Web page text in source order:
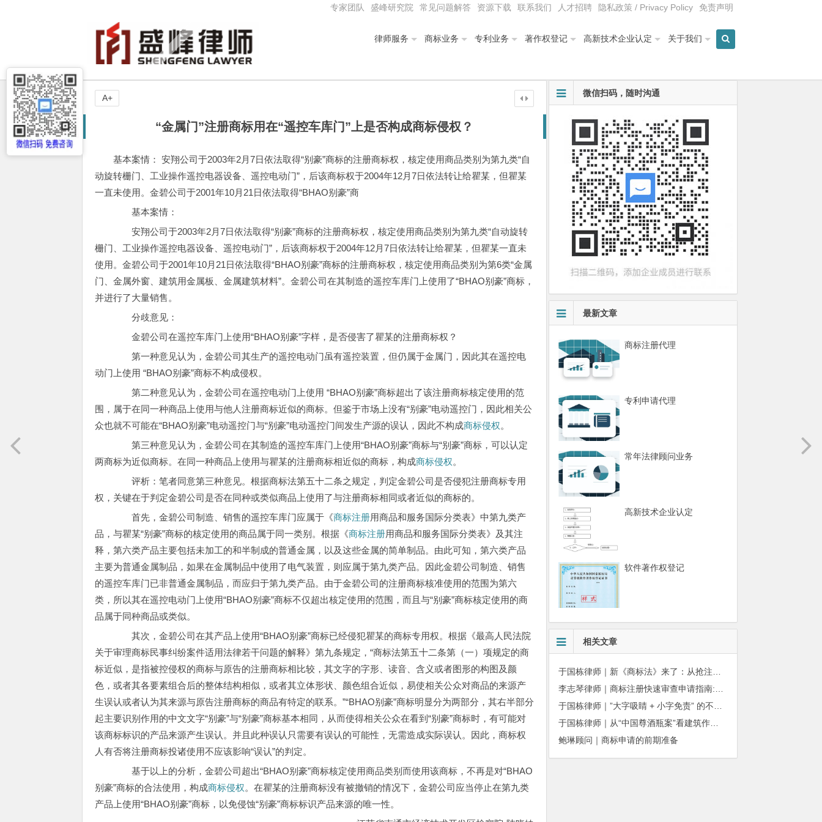
专家团队 盛峰研究院 常见问题解答 资源下载 联系我们 人才招聘 隐私政策 / Privacy Policy 免责声明
律师服务 商标业务 专利业务 著作权登记 高新技术企业认定 关于我们
“金属门”注册商标用在“遥控车库门”上是否构成商标侵权？
基本案情： 安翔公司于2003年2月7日依法取得“别豪”商标的注册商标权，核定使用商品类别为第九类“自
动旋转栅门、工业操作遥控电器设备、遥控电动门”，后该商标权于2004年12月7日依法转让给瞿某，但瞿某
一直未使用。金碧公司于2001年10月21日依法取得“BHAO别豪”商
基本案情：
安翔公司于2003年2月7日依法取得“别豪”商标的注册商标权，核定使用商品类别为第九类“自动旋转
栅门、工业操作遥控电器设备、遥控电动门”，后该商标权于2004年12月7日依法转让给瞿某，但瞿某一直未
使用。金碧公司于2001年10月21日依法取得“BHAO别豪”商标的注册商标权，核定使用商品类别为第6类“金属
门、金属外窗、建筑用金属板、金属建筑材料”。金碧公司在其制造的遥控车库门上使用了“BHAO别豪”商标，
并进行了大量销售。
分歧意见：
金碧公司在遥控车库门上使用“BHAO别豪”字样，是否侵害了瞿某的注册商标权？
第一种意见认为，金碧公司其生产的遥控电动门虽有遥控装置，但仍属于金属门，因此其在遥控电
动门上使用 “BHAO别豪”商标不构成侵权。
第二种意见认为，金碧公司在遥控电动门上使用 “BHAO别豪”商标超出了该注册商标核定使用的范
围，属于在同一种商品上使用与他人注册商标近似的商标。但鉴于市场上没有“别豪”电动遥控门，因此相关公
众也就不可能在“BHAO别豪”电动遥控门与“别豪”电动遥控门间发生产源的误认，因此不构成商标侵权。
第三种意见认为，金碧公司在其制造的遥控车库门上使用“BHAO别豪”商标与“别豪”商标，可以认定
两商标为近似商标。在同一种商品上使用与瞿某的注册商标相近似的商标，构成商标侵权。
评析：笔者同意第三种意见。根据商标法第五十二条之规定，判定金碧公司是否侵犯注册商标专用
权，关键在于判定金碧公司是否在同种或类似商品上使用了与注册商标相同或者近似的商标的。
首先，金碧公司制造、销售的遥控车库门应属于《商标注册用商品和服务国际分类表》中第九类产
品，与瞿某“别豪”商标的核定使用的商品属于同一类别。根据《商标注册用商品和服务国际分类表》及其注
释，第六类产品主要包括未加工的和半制成的普通金属，以及这些金属的简单制品。由此可知，第六类产品
主要为普通金属制品，如果在金属制品中使用了电气装置，则应属于第九类产品。因此金碧公司制造、销售
的遥控车库门已非普通金属制品，而应归于第九类产品。由于金碧公司的注册商标核准使用的范围为第六
类，所以其在遥控电动门上使用“BHAO别豪”商标不仅超出核定使用的范围，而且与“别豪”商标核定使用的商
品属于同种商品或类似。
其次，金碧公司在其产品上使用“BHAO别豪”商标已经侵犯瞿某的商标专用权。根据《最高人民法院
关于审理商标民事纠纷案件适用法律若干问题的解释》第九条规定，“商标法第五十二条第（一）项规定的商
标近似，是指被控侵权的商标与原告的注册商标相比较，其文字的字形、读音、含义或者图形的构图及颜
色，或者其各要素组合后的整体结构相似，或者其立体形状、颜色组合近似，易使相关公众对商品的来源产
生误认或者认为其来源与原告注册商标的商品有特定的联系。”“BHAO别豪”商标明显分为两部分，其右半部分
起主要识别作用的中文文字“别豪”与“别豪”商标基本相同，从而使得相关公众在看到“别豪”商标时，有可能对
该商标标识的产品来源产生误认。并且此种误认只需要有误认的可能性，无需造成实际误认。因此，商标权
人有否将注册商标投诸使用不应该影响“误认”的判定。
基于以上的分析，金碧公司超出“BHAO别豪”商标核定使用商品类别而使用该商标，不再是对“BHAO
别豪”商标的合法使用，构成商标侵权。在瞿某的注册商标没有被撤销的情况下，金碧公司应当停止在第九类
产品上使用“BHAO别豪”商标，以免侵蚀“别豪”商标标识产品来源的唯一性。
A+ 微信扫码，随时沟通
最新文章
商标注册代理
专利申请代理
常年法律顾问业务
高新技术企业认定
软件著作权登记
相关文章
于国栋律师｜从“中国尊酒瓶案”看建筑作品著作权保护的司法边界与商用合规
鲍琳顾问｜商标申请的前期准备